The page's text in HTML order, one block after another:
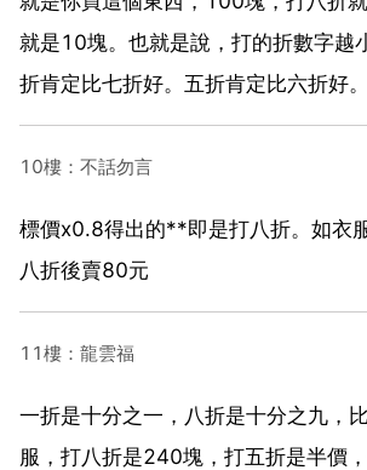
就是10塊。也就是說，打的折數字越
折肯定比七折好。五折肯定比六折好
10樓：不話勿言
標價x0.8得出的**即是打八折。如衣
八折後賣80元
11樓：龍雲福
一折是十分之一，八折是十分之九，
服，打八折是240塊，打五折是半價